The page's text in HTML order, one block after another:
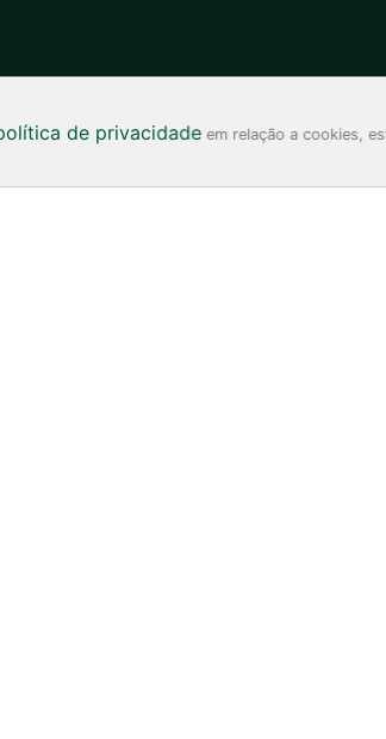
de privacidadeem relação a cookies,
Sobre